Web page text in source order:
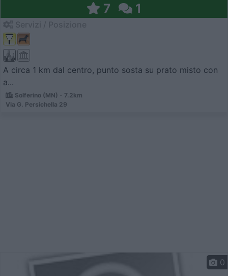
7 1
A circa 1 km dal centro, punto sosta su prato misto con
a...
Solferino (MN) - 7.2km
Via G. Persichella 29
0